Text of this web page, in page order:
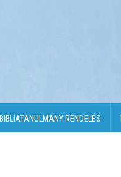
BIBLIATANULMÁNY RENDELÉS